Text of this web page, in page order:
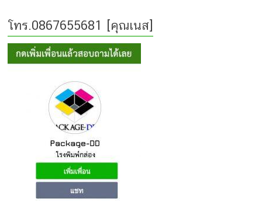
โทร.0867655681 [คุณเนส]